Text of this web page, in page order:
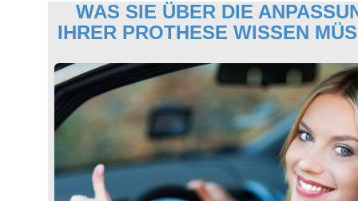
WAS SIE ÜBER DIE
IHRER PROTHESE WISSEN